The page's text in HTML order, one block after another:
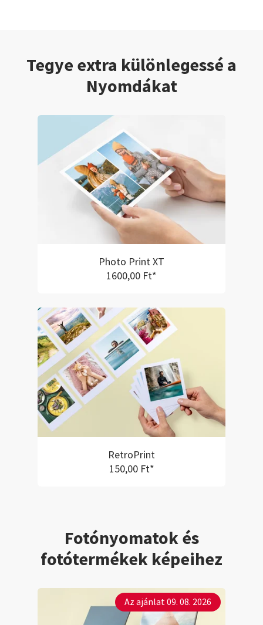
Tegye extra különlegessé a
Nyomdákat
Photo Print XT
1600,00 Ft*
RetroPrint
150,00 Ft*
Fotónyomatok és
fotótermékek képeihez
Az ajánlat 09. 08. 2026